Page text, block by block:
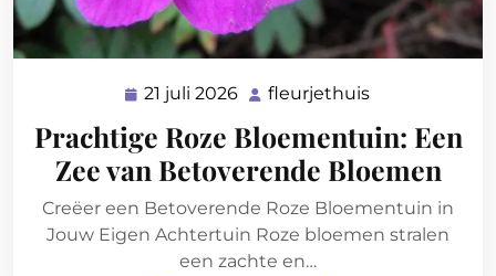
21 juli 2026 21
juli
2026
fleurjethuis
Prachtige Roze Bloementuin: Een
Zee van Betoverende Bloemen
Creëer een Betoverende Roze Bloementuin in
Jouw Eigen Achtertuin Roze bloemen stralen
een zachte en…